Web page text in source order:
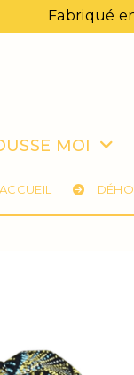
Fabriqué
MOI
ACCUEIL